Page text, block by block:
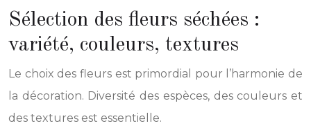
Sélection des fleurs séchées :
variété, couleurs, textures
Le choix des fleurs est primordial pour l’harmonie de
la décoration. Diversité des espèces, des couleurs et
des textures est essentielle.